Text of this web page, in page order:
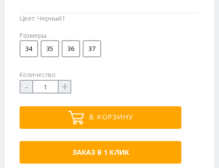
Цвет: Черный1
Размеры
34
35 36 37
Количество
- +
В КОРЗИНУ
ЗАКАЗ В 1 КЛИК